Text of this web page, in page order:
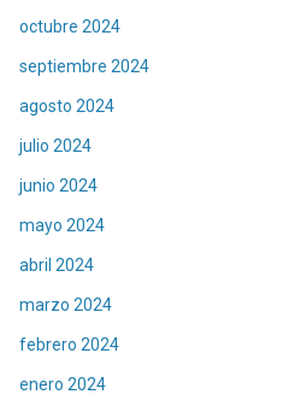
octubre 2024
septiembre 2024
agosto 2024
julio 2024
junio 2024
mayo 2024
abril 2024
marzo 2024
febrero 2024
enero 2024